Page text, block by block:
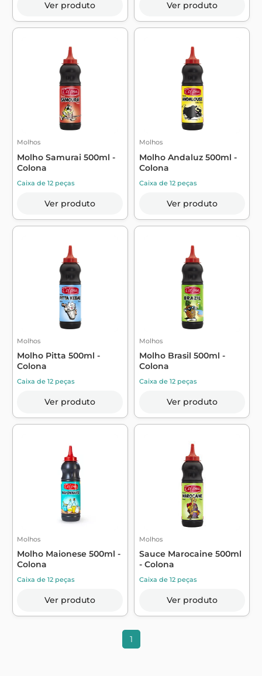
Ver produto Ver produto
Molhos
Molho Samurai 500ml -
Colona
Caixa de 12 peças
Ver produto
Molhos
Molho Andaluz 500ml -
Colona
Caixa de 12 peças
Ver produto
Molhos
Molho Pitta 500ml -
Colona
Caixa de 12 peças
Ver produto
Molhos
Molho Brasil 500ml -
Colona
Caixa de 12 peças
Ver produto
Molhos
Molho Maionese 500ml -
Colona
Caixa de 12 peças
Ver produto
Molhos
Sauce Marocaine 500ml
- Colona
Caixa de 12 peças
Ver produto
1